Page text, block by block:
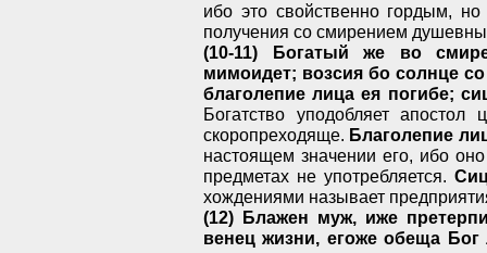
ибо это свойственно гордым, но
получения со смирением
(10-11) Богатый же во
мимоидет; возсия бо солнце
благолепие лица ея погибе;
Богатство уподобляет
скоропреходяще. Благолепие
настоящем значении его, ибо
предметах не употребляется.
хождениями называет
(12) Блажен муж, иже
венец жизни, егоже обеща